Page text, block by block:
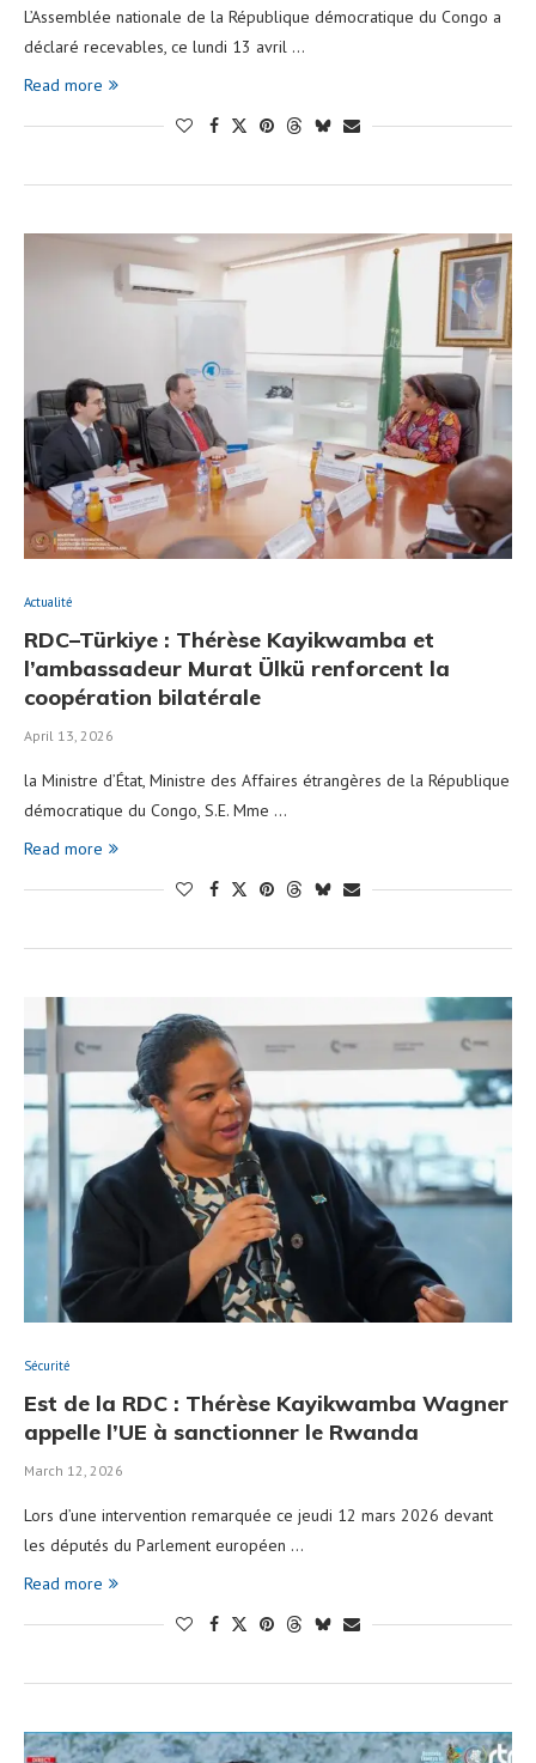
L’Assemblée nationale de la République démocratique du Congo a
déclaré recevables, ce lundi 13 avril …
Read more
Actualité
RDC–Türkiye : Thérèse Kayikwamba et
l’ambassadeur Murat Ülkü renforcent la
coopération bilatérale
April 13, 2026
la Ministre d’État, Ministre des Affaires étrangères de la République
démocratique du Congo, S.E. Mme …
Read more
Sécurité
Est de la RDC : Thérèse Kayikwamba Wagner
appelle l’UE à sanctionner le Rwanda
March 12, 2026
Lors d’une intervention remarquée ce jeudi 12 mars 2026 devant
les députés du Parlement européen …
Read more